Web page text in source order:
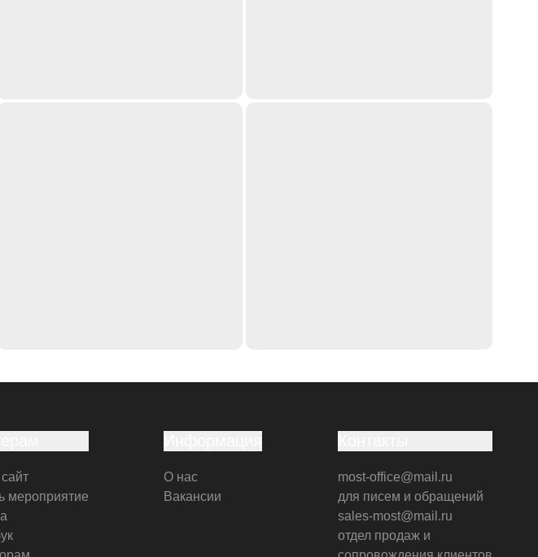
мероприятие
О нас
Вакансии
most-office@mail.ru
для писем и обращений
sales-most@mail.ru
отдел продаж и